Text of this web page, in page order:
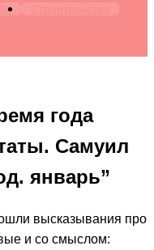
года
Самуил
январь”
высказывания про
и со смыслом: